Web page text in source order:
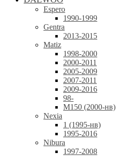
Espero
1990-1999
Gentra
2013-2015
Matiz
1998-2000
2000-2011
2005-2009
2007-2011
2009-2016
98-
М150 (2000-нв)
Nexia
1 (1995-нв)
1995-2016
Nibura
1997-2008